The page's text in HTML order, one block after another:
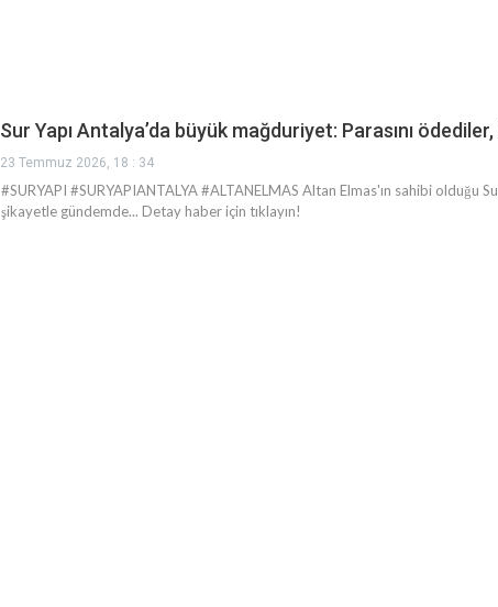
Sur Yapı Antalya’da büyük mağduriyet: Parasını
23 Temmuz 2026, 18 : 34
#SURYAPI #SURYAPIANTALYA #ALTANELMAS Altan Elmas'ın sahibi olduğu
şikayetle gündemde... Detay haber için tıklayın!